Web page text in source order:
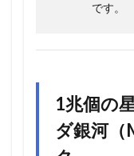
です。
1兆個の
ダ銀河（